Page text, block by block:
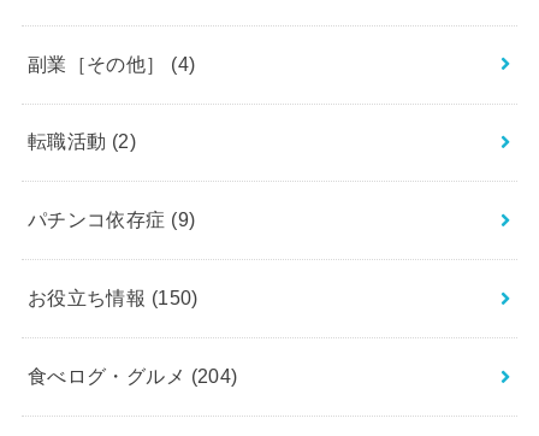
副業［その他］ (4)
転職活動 (2)
パチンコ依存症 (9)
お役立ち情報 (150)
食べログ・グルメ (204)